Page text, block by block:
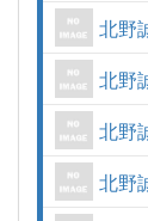
北野
北野
北野
北野